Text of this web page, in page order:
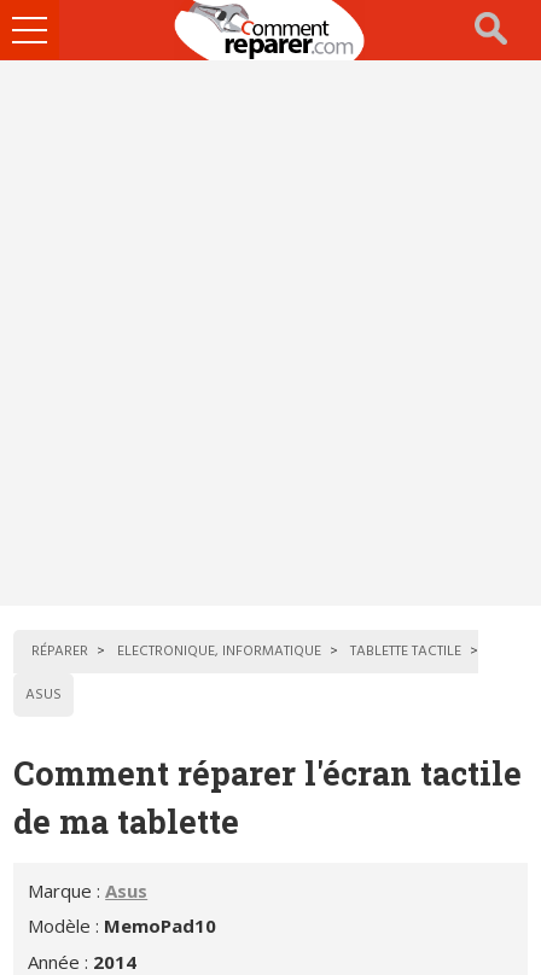
Ouvrir
le
RÉPARER ELECTRONIQUE, INFORMATIQUE
TABLETTE TACTILE
ASUS
Comment réparer l'écran tactile
de ma tablette
Marque :Asus
Modèle : MemoPad10
Année : 2014